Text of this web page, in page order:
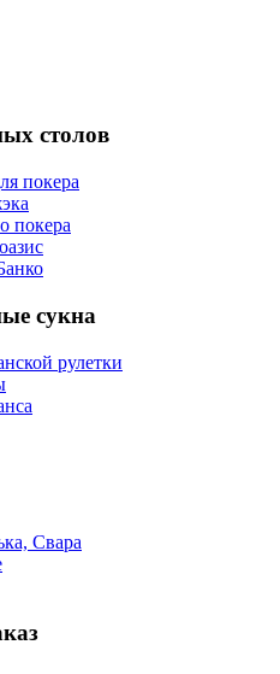
столов
покера
покера
сукна
рулетки
Свара